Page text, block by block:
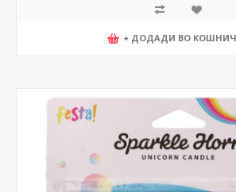
+ ДОДАДИ ВО